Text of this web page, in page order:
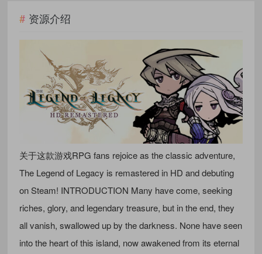
资源介绍
关于这款游戏RPG fans rejoice as the classic adventure,
The Legend of Legacy is remastered in HD and debuting
on Steam! INTRODUCTION Many have come, seeking
riches, glory, and legendary treasure, but in the end, they
all vanish, swallowed up by the darkness. None have seen
into the heart of this island, now awakened from its eternal